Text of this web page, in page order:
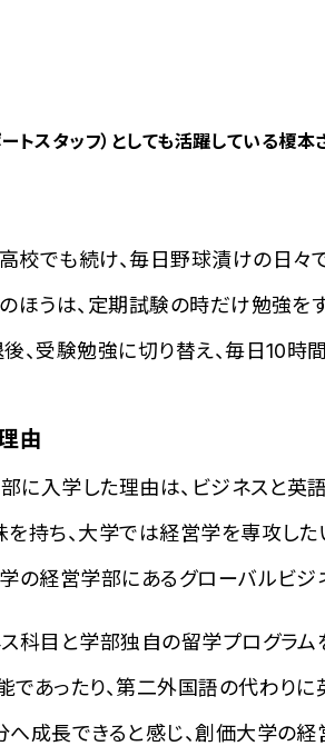
トスタッフ）としても活躍している榎本
でも続け、毎日野球漬けの日々
ほうは、定期試験の時だけ勉強
、受験勉強に切り替え、毎日10時
由
に入学した理由は、ビジネスと英
持ち、大学では経営学を専攻し
の経営学部にあるグローバルビジ
科目と学部独自の留学プログラ
であったり、第二外国語の代わり
成長できると感じ、創価大学の